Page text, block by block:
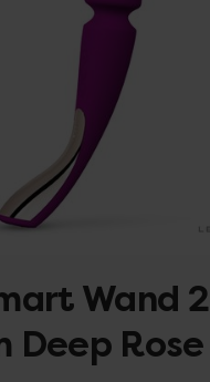
Wand 2
Deep Rose